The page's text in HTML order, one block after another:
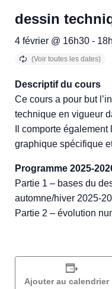
dessin
4 février @ 16h30 -
Descriptif du cours
Ce cours a pour but
technique en vigueur
Il comporte
graphique spécifique
Programme 2025-
Partie 1 – bases du
automne/hiver 2025-
Partie 2 – évolution
Ajouter au calendrier